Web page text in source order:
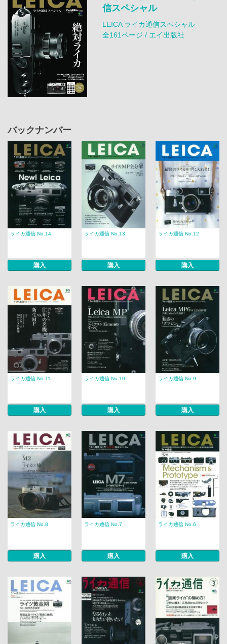
信スペシャル
LEICA ライカ通信スペシャル
全161ページ / エイ出版社
バックナンバー
ライカ通信 No.14
購入
ライカ通信 No.13
購入
ライカ通信 No.12
購入
ライカ通信 No.11
購入
ライカ通信 No.10
購入
ライカ通信 No.9
購入
ライカ通信 No.8
購入
ライカ通信 No.7
購入
ライカ通信 No.6
購入